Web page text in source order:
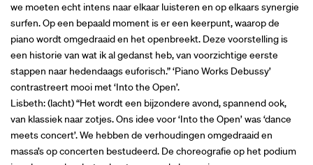
we moeten echt intens naar elkaar luisteren en op elkaars synergie
surfen. Op een bepaald moment is er een keerpunt, waarop de
piano wordt omgedraaid en het openbreekt. Deze voorstelling is
een historie van wat ik al gedanst heb, van voorzichtige eerste
stappen naar hedendaags euforisch.” ‘Piano Works Debussy’
contrastreert mooi met ‘Into the Open’.
Lisbeth: (lacht) “Het wordt een bijzondere avond, spannend ook,
van klassiek naar zotjes. Ons idee voor ‘Into the Open’ was ‘dance
meets concert’. We hebben de verhoudingen omgedraaid en
massa’s op concerten bestudeerd. De choreografie op het podium